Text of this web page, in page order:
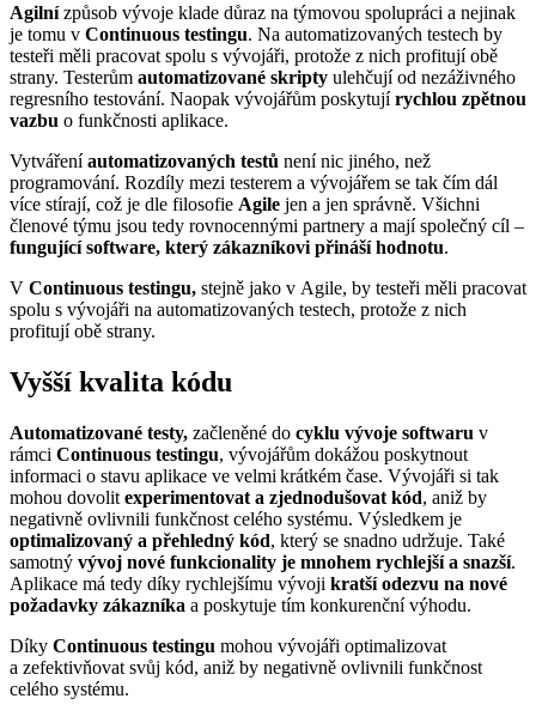
Agilnízpůsob vývoje klade důraz na týmovou spolupráci a nejinak
je tomu v Continuous testingu. Na automatizovaných testech by
testeři měli pracovat spolu s vývojáři, protože z nich profitují obě
strany. Testerům automatizované skripty ulehčují od nezáživného
regresního testování. Naopak vývojářům poskytujírychlou zpětnou
vazbu o funkčnosti aplikace.
Vytvářeníautomatizovaných testů není nic jiného, než
programování. Rozdíly mezi testerem a vývojářem se tak čím dál
více stírají, což je dle filosofie Agile jen a jen správně. Všichni
členové týmu jsou tedy rovnocennými partnery a mají společný cíl –
fungující software, který zákazníkovi přináší hodnotu.
V Continuous testingu, stejně jako v Agile, by testeři měli pracovat
spolu s vývojáři na automatizovaných testech, protože z nich
profitují obě strany.
Vyšší kvalita kódu
Automatizované testy, začleněné do cyklu vývoje softwaru v
rámci Continuous testingu, vývojářům dokážou poskytnout
informaci o stavu aplikace ve velmi krátkém čase. Vývojáři si tak
mohou dovolit experimentovat a zjednodušovat kód, aniž by
negativně ovlivnili funkčnost celého systému. Výsledkem je
optimalizovaný a přehledný kód, který se snadno udržuje. Také
samotný vývoj nové funkcionality je mnohem rychlejší a snazší.
Aplikace má tedy díky rychlejšímu vývoji kratší odezvu na nové
požadavky zákazníka a poskytuje tím konkurenční výhodu.
Díky Continuous testingu mohou vývojáři optimalizovat
a zefektivňovat svůj kód, aniž by negativně ovlivnili funkčnost
celého systému.